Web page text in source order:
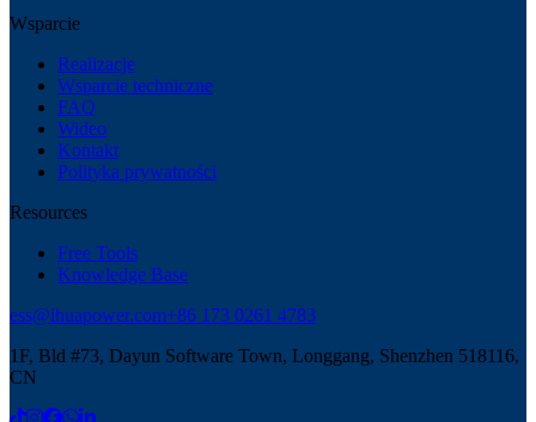
Wsparcie
Realizacje
Wsparcie techniczne
FAQ
Wideo
Kontakt
Polityka prywatności
Resources
Free Tools
Knowledge Base
ess@ihuapower.com+86 173 0261 4783
1F, Bld #73, Dayun Software Town, Longgang, Shenzhen 518116,
CN